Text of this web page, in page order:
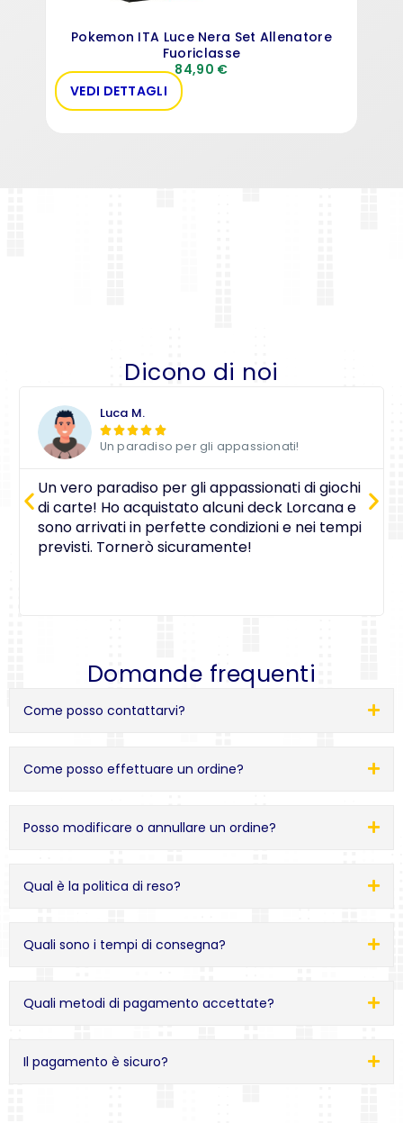
Pokemon ITA Luce Nera Set Allenatore
Fuoriclasse
84,90 €
VEDI DETTAGLI
Dicono di noi
Luca M.
 
Un paradiso per gli appassionati!
Un vero paradiso per gli appassionati di giochi
di carte! Ho acquistato alcuni deck Lorcana e
sono arrivati in perfette condizioni e nei tempi
previsti. Tornerò sicuramente!
Domande frequenti
Come posso contattarvi?
Come posso effettuare un ordine?
Posso modificare o annullare un ordine?
Qual è la politica di reso?
Quali sono i tempi di consegna?
Quali metodi di pagamento accettate?
Il pagamento è sicuro?